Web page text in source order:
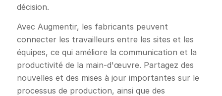
décision.
Avec Augmentir, les fabricants peuvent
connecter les travailleurs entre les sites et les
équipes, ce qui améliore la communication et la
productivité de la main-d'œuvre. Partagez des
nouvelles et des mises à jour importantes sur le
processus de production, ainsi que des